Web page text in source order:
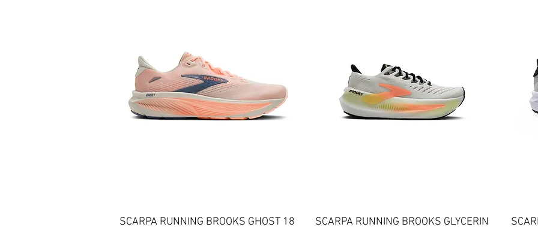
Vista rapida
SCARPA RUNNING BROOKS GHOST 18
Vista rapida
SCARPA RUNNING BROOKS GLYCERIN